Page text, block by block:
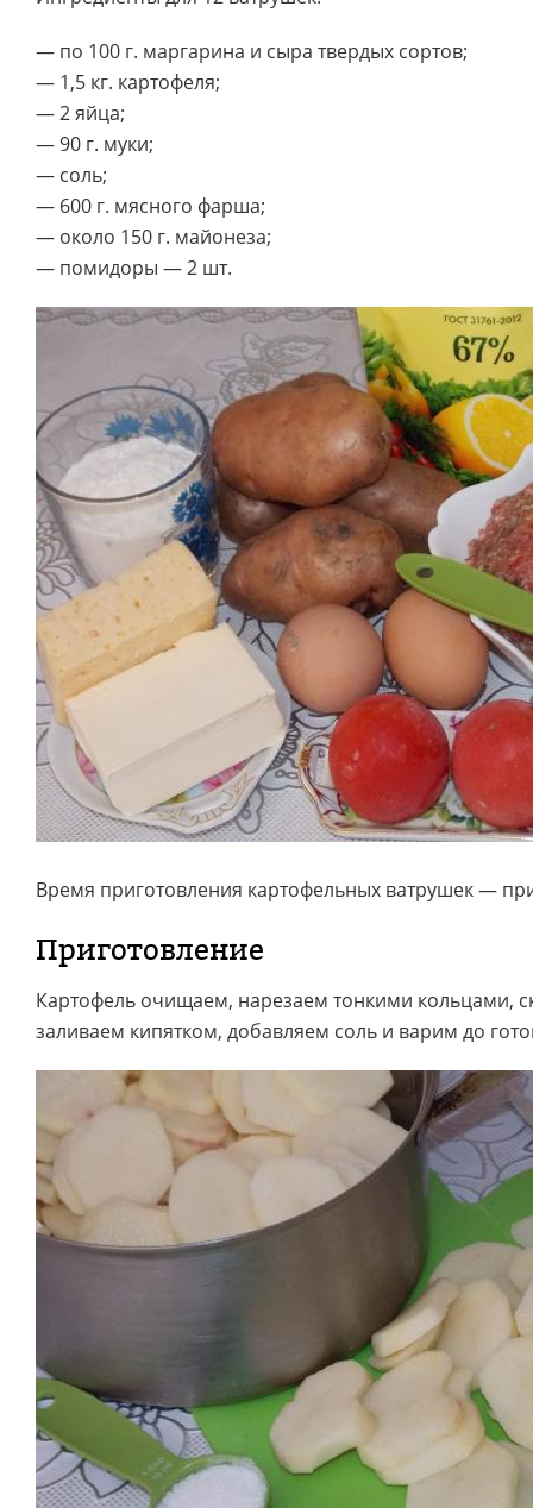
— по 100 г. маргарина и сыра твердых сортов;
— 1,5 кг. картофеля;
— 2 яйца;
— 90 г. муки;
— соль;
— 600 г. мясного фарша;
— около 150 г. майонеза;
— помидоры — 2 шт.
Время приготовления картофельных ватрушек —
Приготовление
Картофель очищаем, нарезаем тонкими кольцами,
заливаем кипятком, добавляем соль и варим до